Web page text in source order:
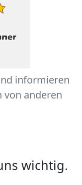
informieren
von anderen
wichtig.